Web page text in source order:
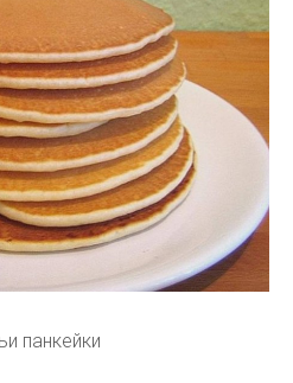
панкейки